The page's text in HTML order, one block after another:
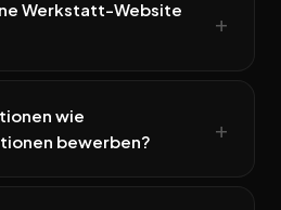
Werkstatt-Website
wie
bewerben?